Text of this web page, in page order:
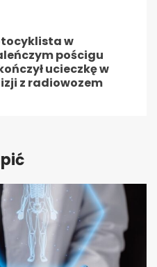
w
pościgu
ucieczkę w
z radiowozem